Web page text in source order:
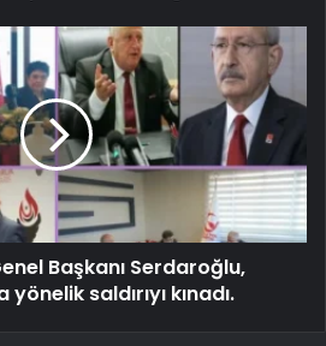
Başkanı Serdaroğlu,
saldırıyı kınadı.